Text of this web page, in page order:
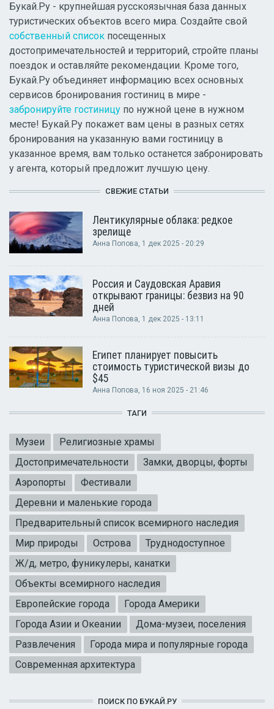
Букай.Ру - крупнейшая русскоязычная база данных
туристических объектов всего мира. Создайте свой
собственный список посещенных
достопримечательностей и территорий, стройте планы
поездок и оставляйте рекомендации. Кроме того,
Букай.Ру объединяет информацию всех основных
сервисов бронирования гостиниц в мире -
забронируйте гостиницу по нужной цене в нужном
месте! Букай.Ру покажет вам цены в разных сетях
бронирования на указанную вами гостиницу в
указанное время, вам только останется забронировать
у агента, который предложит лучшую цену.
СВЕЖИЕ СТАТЬИ
Лентикулярные облака: редкое
зрелище
Анна Попова, 1 дек 2025 - 20:29
Россия и Саудовская Аравия
открывают границы: безвиз на 90
дней
Анна Попова, 1 дек 2025 - 13:11
Египет планирует повысить
стоимость туристической визы до
$45
Анна Попова, 16 ноя 2025 - 21:46
ТАГИ
Музеи
Религиозные храмы
Достопримечательности
Замки, дворцы, форты
Аэропорты
Фестивали
Деревни и маленькие города
Предварительный список всемирного наследия
Мир природы
Острова
Труднодоступное
Ж/д, метро, фуникулеры, канатки
Объекты всемирного наследия
Европейские города
Города Америки
Города Азии и Океании
Дома-музеи, поселения
Развлечения
Города мира и популярные города
Современная архитектура
ПОИСК ПО БУКАЙ.РУ